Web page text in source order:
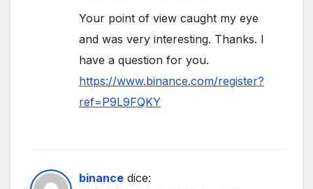
Your point of view caught my eye
and was very interesting. Thanks. I
have a question for you.
https://www.binance.com/register?
ref=P9L9FQKY
binance dice: